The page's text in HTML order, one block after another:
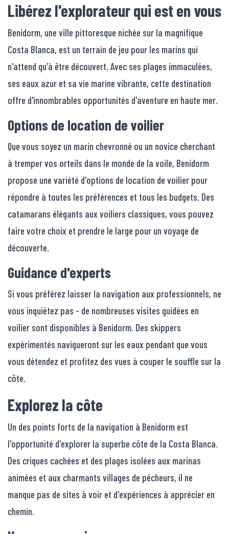
Libérez l'explorateur qui est en vous
Benidorm, une ville pittoresque nichée sur la magnifique
Costa Blanca, est un terrain de jeu pour les marins qui
n'attend qu'à être découvert. Avec ses plages immaculées,
ses eaux azur et sa vie marine vibrante, cette destination
offre d'innombrables opportunités d'aventure en haute mer.
Options de location de voilier
Que vous soyez un marin chevronné ou un novice cherchant
à tremper vos orteils dans le monde de la voile, Benidorm
propose une variété d'options de location de voilier pour
répondre à toutes les préférences et tous les budgets. Des
catamarans élégants aux voiliers classiques, vous pouvez
faire votre choix et prendre le large pour un voyage de
découverte.
Guidance d'experts
Si vous préférez laisser la navigation aux professionnels, ne
vous inquiétez pas - de nombreuses visites guidées en
voilier sont disponibles à Benidorm. Des skippers
expérimentés navigueront sur les eaux pendant que vous
vous détendez et profitez des vues à couper le souffle sur la
côte.
Explorez la côte
Un des points forts de la navigation à Benidorm est
l'opportunité d'explorer la superbe côte de la Costa Blanca.
Des criques cachées et des plages isolées aux marinas
animées et aux charmants villages de pêcheurs, il ne
manque pas de sites à voir et d'expériences à apprécier en
chemin.